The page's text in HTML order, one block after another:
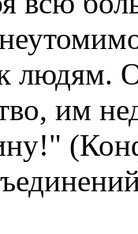
людям.
им